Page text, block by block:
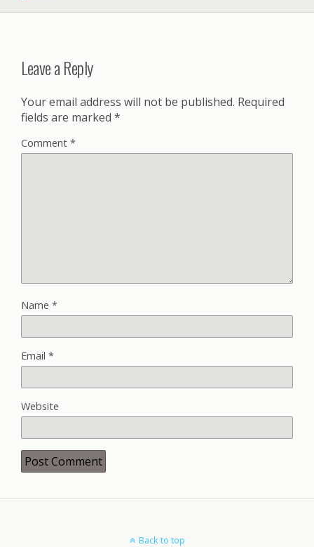
Leave a Reply
Your email address will not be published. Required
fields are marked *
Comment *
Name *
Email *
Website
Back to top